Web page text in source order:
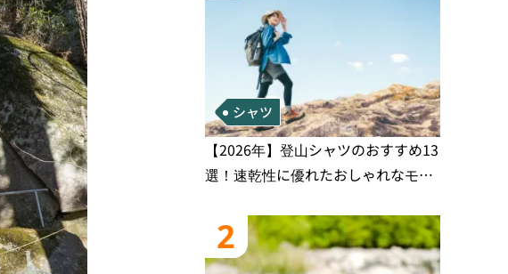
シャツ
【2026年】登山シャツのおすすめ13
選！速乾性に優れたおしゃれなモデ
2